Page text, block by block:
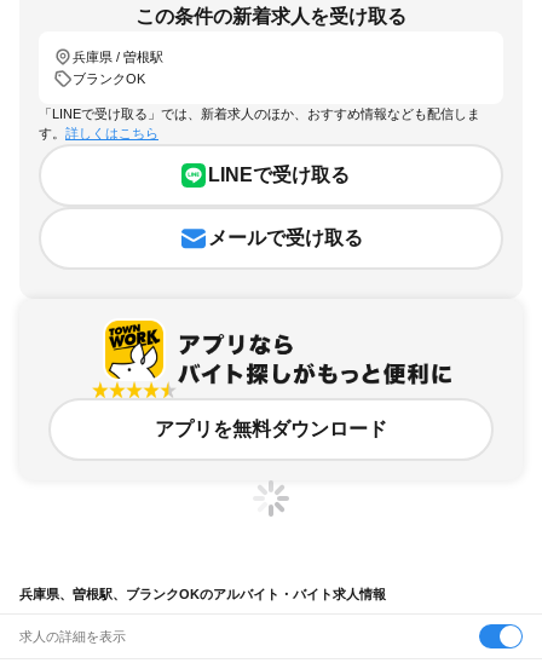
この条件の新着求人を受け取る
兵庫県 / 曽根駅
ブランクOK
「LINEで受け取る」では、新着求人のほか、おすすめ情報なども配信しま
す。 詳しくはこちら
LINEで受け取る
メールで受け取る
アプリを無料ダウンロード
兵庫県、曽根駅、ブランクOKのアルバイト・バイト求人情報
求人の詳細を表示